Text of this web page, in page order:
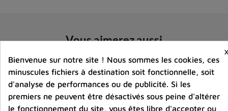
Vous aimerez aussi
Bienvenue sur notre site ! Nous sommes les cookies, ces
minuscules fichiers à destination soit fonctionnelle, soit
d'analyse de performances ou de publicité. Si les
premiers ne peuvent être désactivés sous peine d'altérer
le fonctionnement du site, vous êtes libre d'accepter ou